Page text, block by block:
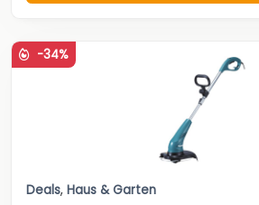
-34%
Deals, Haus & Garten